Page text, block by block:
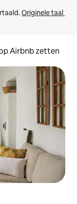
Originele taal
Airbnb zetten